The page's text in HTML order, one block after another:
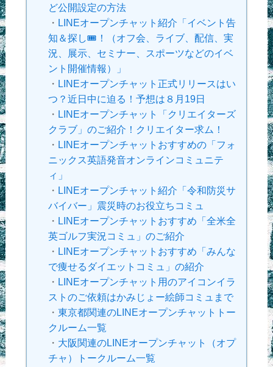
ど公開設定の方法
・ LINEオープンチャット紹介「イベント告
知＆探し🎟！（オフ会、ライブ、配信、実
況、展示、セミナー、スポーツなどのイベ
ント開催情報）」
・ LINEオープンチャット正式リリースはい
つ？近日中に迫る！予想は８月19日
・ LINEオープンチャット「クリエイターズ
クラブ」のご紹介！クリエイター求ム！
・ LINEオープンチャットおすすめの「フォ
ニックス英語発音オンラインコミュニテ
ィ」
・ LINEオープンチャット紹介「令和防災サ
バイバー」震災時のお役立ちコミュ
・ LINEオープンチャットおすすめ「全米全
英ゴルフ実況コミュ」のご紹介
・ LINEオープンチャットおすすめ「みんな
で痩せるダイエットコミュ」の紹介
・ LINEオープンチャット用のアイコンイラ
ストのご依頼はかみじょー絵師コミュまで
・ 東京都関連のLINEオープンチャットトー
クルーム一覧
・ 大阪関連のLINEオープンチャット（オプ
チャ）トークルーム一覧